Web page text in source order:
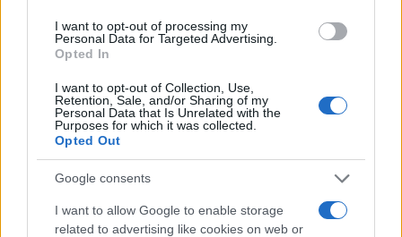
I want to opt-out of processing my
Personal Data for Targeted Advertising.
Opted In
I want to opt-out of Collection, Use,
Retention, Sale, and/or Sharing of my
Personal Data that Is Unrelated with the
Purposes for which it was collected.
Opted Out
Google consents
I want to allow Google to enable storage
related to advertising like cookies on web or
Continua a leggere